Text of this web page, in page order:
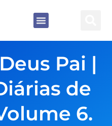
Pai |
de
6.